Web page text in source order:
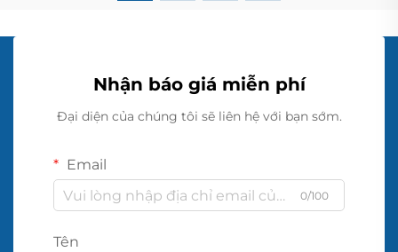
Nhận báo giá miễn phí
Đại diện của chúng tôi sẽ liên hệ với bạn sớm.
Email
0/100
Tên